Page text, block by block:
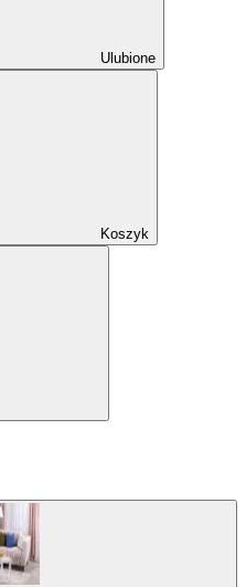
Ulubione
Koszyk